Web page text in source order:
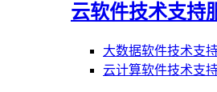
云软件技术支持
大数据软件技术支
云计算软件技术支